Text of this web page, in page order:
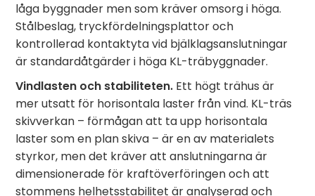
låga byggnader men som kräver omsorg i höga.
Stålbeslag, tryckfördelningsplattor och
kontrollerad kontaktyta vid bjälklagsanslutningar
är standardåtgärder i höga KL-träbyggnader.
Vindlasten och stabiliteten. Ett högt trähus är
mer utsatt för horisontala laster från vind. KL-träs
skivverkan – förmågan att ta upp horisontala
laster som en plan skiva – är en av materialets
styrkor, men det kräver att anslutningarna är
dimensionerade för kraftöverföringen och att
stommens helhetsstabilitet är analyserad och